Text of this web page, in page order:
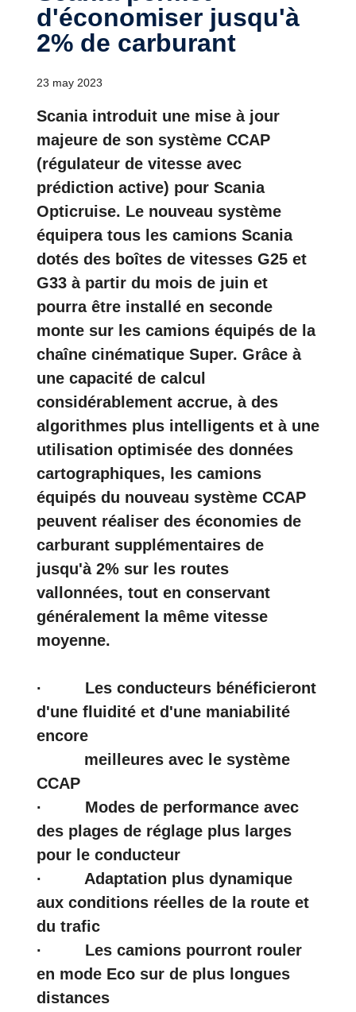
d'économiser jusqu'à
2% de carburant
23 may 2023
Scania introduit une mise à jour
majeure de son système CCAP
(régulateur de vitesse avec
prédiction active) pour Scania
Opticruise. Le nouveau système
équipera tous les camions Scania
dotés des boîtes de vitesses G25 et
G33 à partir du mois de juin et
pourra être installé en seconde
monte sur les camions équipés de la
chaîne cinématique Super. Grâce à
une capacité de calcul
considérablement accrue, à des
algorithmes plus intelligents et à une
utilisation optimisée des données
cartographiques, les camions
équipés du nouveau système CCAP
peuvent réaliser des économies de
carburant supplémentaires de
jusqu'à 2% sur les routes
vallonnées, tout en conservant
généralement la même vitesse
moyenne.
· Les conducteurs bénéficieront
d'une fluidité et d'une maniabilité
encore
meilleures avec le système
CCAP
· Modes de performance avec
des plages de réglage plus larges
pour le conducteur
· Adaptation plus dynamique
aux conditions réelles de la route et
du trafic
· Les camions pourront rouler
en mode Eco sur de plus longues
distances